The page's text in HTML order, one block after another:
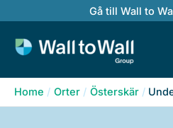
content
Gå till Wall to
Home Orter Österskär